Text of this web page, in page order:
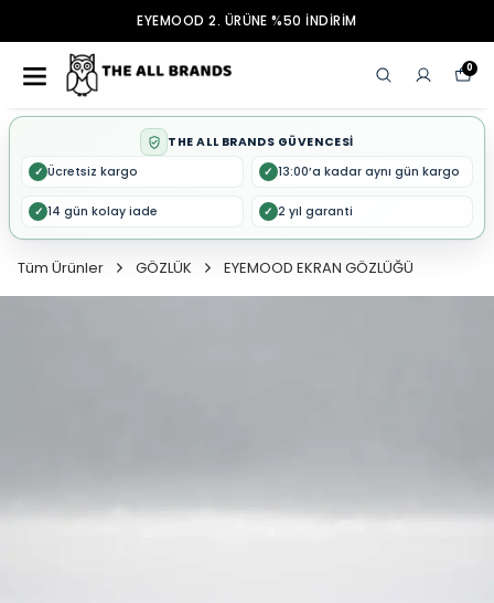
EYEMOOD 2. ÜRÜNE %50 İNDİRİM
0
THE ALL BRANDS GÜVENCESİ
✓ Ücretsiz kargo ✓ 13:00’a kadar aynı gün kargo
✓ 14 gün kolay iade ✓ 2 yıl garanti
Tüm Ürünler GÖZLÜK EYEMOOD EKRAN GÖZLÜĞÜ